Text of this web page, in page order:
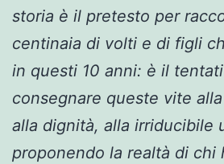
storia è il pretesto per
centinaia di volti e di figli
in questi 10 anni: è il
consegnare queste vite
alla dignità, alla irriducibile
proponendo la realtà di chi